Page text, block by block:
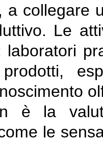
a collegare
Le
laboratori
è la
le